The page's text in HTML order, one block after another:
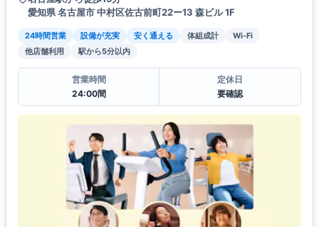
愛知県 名古屋市 中村区佐古前町22ー13 森ビル 1F
24時間営業 設備が充実 安く通える 体組成計
Wi-Fi
他店舗利用
駅から5分以内
営業時間
24:00間
定休日
要確認